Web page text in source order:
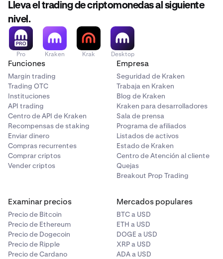
Lleva el trading de criptomonedas al siguiente
nivel.
Pro Kraken Krak Desktop
Funciones
Margin trading
Trading OTC
Instituciones
API trading
Centro de API de Kraken
Recompensas de staking
Enviar dinero
Compras recurrentes
Comprar criptos
Vender criptos
Empresa
Seguridad de Kraken
Trabaja en Kraken
Blog de Kraken
Kraken para desarrolladores
Sala de prensa
Programa de afiliados
Listados de activos
Estado de Kraken
Centro de Atención al cliente
Quejas
Breakout Prop Trading
Examinar precios
Precio de Bitcoin
Precio de Ethereum
Precio de Dogecoin
Precio de Ripple
Precio de Cardano
Mercados populares
BTC a USD
ETH a USD
DOGE a USD
XRP a USD
ADA a USD